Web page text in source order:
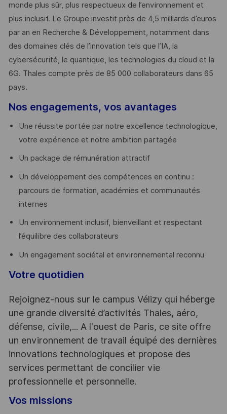
monde plus sûr, plus respectueux de l’environnement et
plus inclusif. Le Groupe investit près de 4,5 milliards d’euros
par an en Recherche & Développement, notamment dans
des domaines clés de l’innovation tels que l’IA, la
cybersécurité, le quantique, les technologies du cloud et la
6G. Thales compte près de 85 000 collaborateurs dans 65
pays. ​
Nos engagements, vos avantages
Une réussite portée par notre excellence technologique,
votre expérience et notre ambition partagée
Un package de rémunération attractif
Un développement des compétences en continu :
parcours de formation, académies et communautés
internes
Un environnement inclusif, bienveillant et respectant
l’équilibre des collaborateurs
Un engagement sociétal et environnemental reconnu
Votre quotidien
Rejoignez-nous sur le campus Vélizy qui héberge
une grande diversité d’activités Thales, aéro,
défense, civile,... A l'ouest de Paris, ce site offre
un environnement de travail équipé des dernières
innovations technologiques et propose des
services permettant de concilier vie
professionnelle et personnelle.
Vos missions